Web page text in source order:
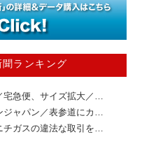
ランキング
宅急便、サイズ拡大／…
ジャパン／表参道にカ…
チガスの違法な取引を…